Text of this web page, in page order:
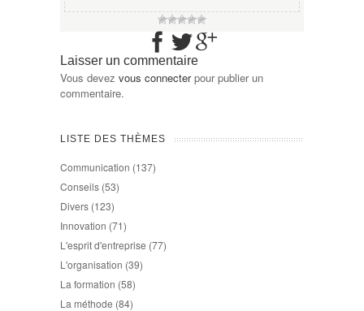
Laisser un commentaire
Vous devez vous connecterpour publier un
commentaire.
LISTE DES THÈMES
Communication (137)
Conseils (53)
Divers (123)
Innovation (71)
L'esprit d'entreprise (77)
L'organisation (39)
La formation (58)
La méthode (84)